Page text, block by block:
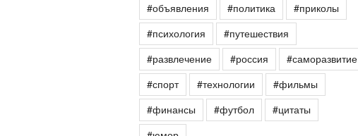
#объявления
#политика
#приколы
#психология
#путешествия
#развлечение
#россия
#саморазвитие
#спорт
#технологии
#фильмы
#финансы
#футбол
#цитаты